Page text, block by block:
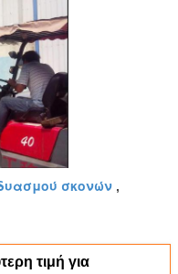
σκονών ,
τιμή για